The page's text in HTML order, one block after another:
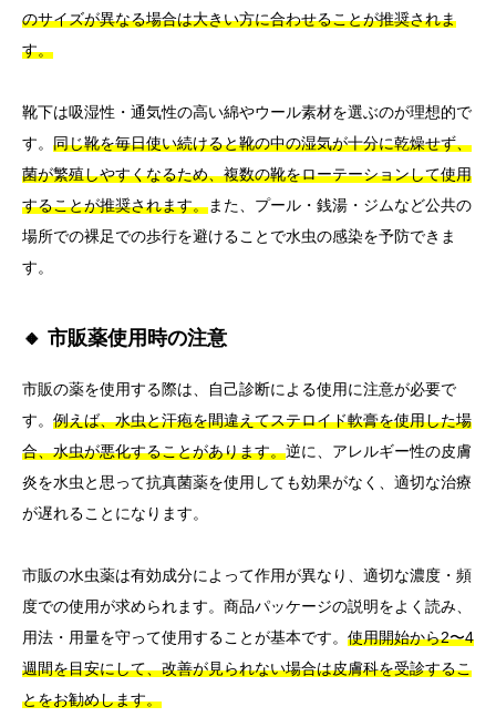
のサイズが異なる場合は大きい方に合わせることが推奨されま
す。
靴下は吸湿性・通気性の高い綿やウール素材を選ぶのが理想的で
す。 同じ靴を毎日使い続けると靴の中の湿気が十分に乾燥せず、
菌が繁殖しやすくなるため、複数の靴をローテーションして使用
することが推奨されます。また、プール・銭湯・ジムなど公共の
場所での裸足での歩行を避けることで水虫の感染を予防できま
す。
🔸 市販薬使用時の注意
市販の薬を使用する際は、自己診断による使用に注意が必要で
す。 例えば、水虫と汗疱を間違えてステロイド軟膏を使用した場
合、水虫が悪化することがあります。逆に、アレルギー性の皮膚
炎を水虫と思って抗真菌薬を使用しても効果がなく、適切な治療
が遅れることになります。
市販の水虫薬は有効成分によって作用が異なり、適切な濃度・頻
度での使用が求められます。商品パッケージの説明をよく読み、
用法・用量を守って使用することが基本です。 使用開始から2〜4
週間を目安にして、改善が見られない場合は皮膚科を受診するこ
とをお勧めします。